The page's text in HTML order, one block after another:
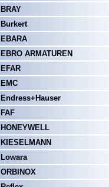
BRAY
Burkert
EBARA
EBRO ARMATUREN
EFAR
EMC
Endress+Hauser
FAF
HONEYWELL
KIESELMANN
Lowara
ORBINOX